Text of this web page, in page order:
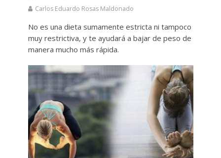
Carlos Eduardo Rosas Maldonado
No es una dieta sumamente estricta ni tampoco
muy restrictiva, y te ayudará a bajar de peso de
manera mucho más rápida.